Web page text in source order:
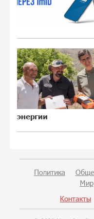
адресу
энергии
Политика
Мир
Контакты